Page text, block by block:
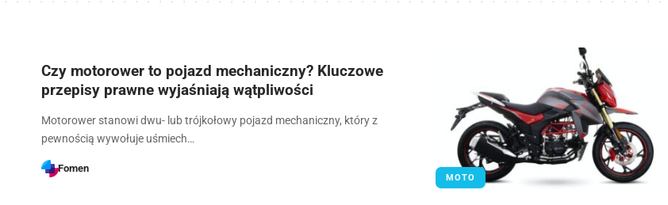
MOTO
Czy motorower to pojazd mechaniczny? Kluczowe
przepisy prawne wyjaśniają wątpliwości
Motorower stanowi dwu- lub trójkołowy pojazd mechaniczny, który z
pewnością wywołuje uśmiech…
Fomen